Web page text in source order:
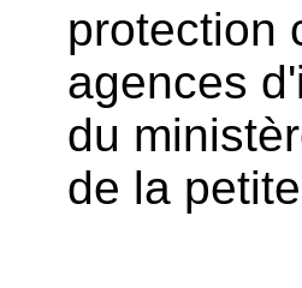
protection
agences
du
de la